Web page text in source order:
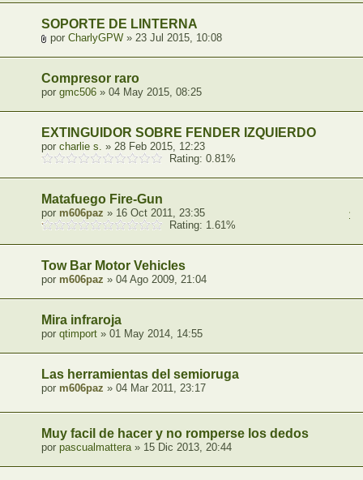
SOPORTE DE LINTERNA
por CharlyGPW » 23 Jul 2015, 10:08
Compresor raro
por gmc506 » 04 May 2015, 08:25
EXTINGUIDOR SOBRE FENDER IZQUIERDO
por charlie s. » 28 Feb 2015, 12:23
Rating: 0.81%
Matafuego Fire-Gun
1
por m606paz » 16 Oct 2011, 23:35
Rating: 1.61%
Tow Bar Motor Vehicles
por m606paz » 04 Ago 2009, 21:04
Mira infraroja
por qtimport » 01 May 2014, 14:55
Las herramientas del semioruga
por m606paz » 04 Mar 2011, 23:17
Muy facil de hacer y no romperse los dedos
por pascualmattera» 15 Dic 2013, 20:44